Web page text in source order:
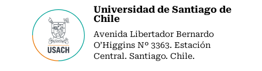
Universidad de Santiago de
Chile
Avenida Libertador Bernardo
O’Higgins Nº 3363. Estación
Central. Santiago. Chile.